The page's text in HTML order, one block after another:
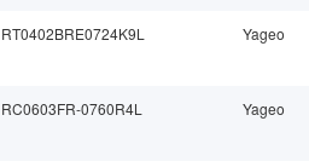
RT0402BRE0724K9L Yageo
RC0603FR-0760R4L Yageo